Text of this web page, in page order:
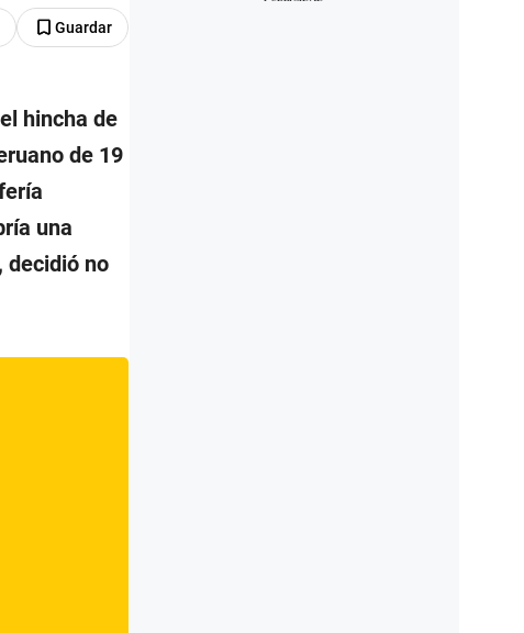
Guardar
hincha de
de 19
una
decidió no